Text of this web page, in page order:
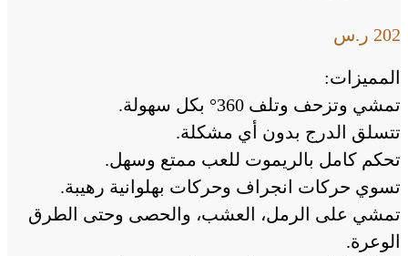
202 ر.س
المميزات:
تمشي وتزحف وتلف 360° بكل سهولة.
تتسلق الدرج بدون أي مشكلة.
تحكم كامل بالريموت للعب ممتع وسهل.
تسوي حركات انجراف وحركات بهلوانية رهيبة.
تمشي على الرمل، العشب، والحصى وحتى الطرق
الوعرة.